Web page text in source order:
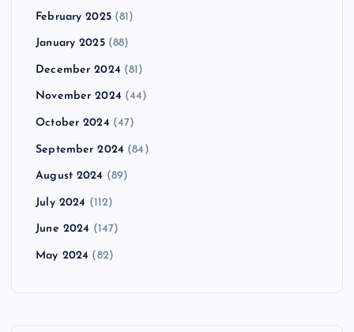
February 2025(81)
January 2025(88)
December 2024 (81)
November 2024 (44)
October 2024 (47)
September 2024 (84)
August 2024 (89)
July 2024 (112)
June 2024 (147)
May 2024 (82)